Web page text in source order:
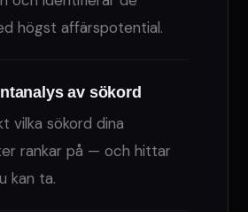
högst affärspotential.
av sökord
vilka sökord dina
rankar på — och hittar
kan ta.